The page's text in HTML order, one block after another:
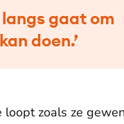
gaat om
doen.’
zoals ze